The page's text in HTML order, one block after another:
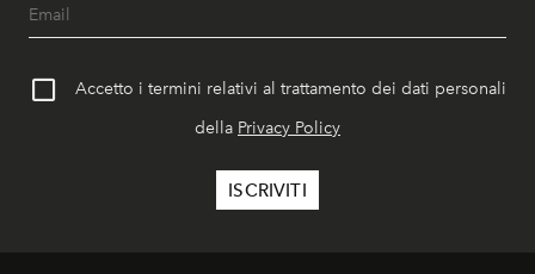
Accetto i termini relativi al trattamento dei dati personali
della Privacy Policy